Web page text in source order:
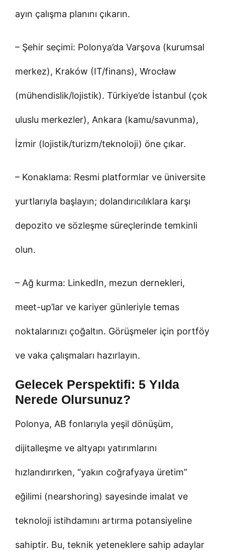
ayın çalışma planını çıkarın.
– Şehir seçimi: Polonya’da Varşova (kurumsal
merkez), Kraków (IT/finans), Wrocław
(mühendislik/lojistik). Türkiye’de İstanbul (çok
uluslu merkezler), Ankara (kamu/savunma),
İzmir (lojistik/turizm/teknoloji) öne çıkar.
– Konaklama: Resmi platformlar ve üniversite
yurtlarıyla başlayın; dolandırıcılıklara karşı
depozito ve sözleşme süreçlerinde temkinli
olun.
– Ağ kurma: LinkedIn, mezun dernekleri,
meet-up’lar ve kariyer günleriyle temas
noktalarınızı çoğaltın. Görüşmeler için portföy
ve vaka çalışmaları hazırlayın.
Gelecek Perspektifi: 5 Yılda
Nerede Olursunuz?
Polonya, AB fonlarıyla yeşil dönüşüm,
dijitalleşme ve altyapı yatırımlarını
hızlandırırken, “yakın coğrafyaya üretim”
eğilimi (nearshoring) sayesinde imalat ve
teknoloji istihdamını artırma potansiyeline
sahiptir. Bu, teknik yeteneklere sahip adaylar